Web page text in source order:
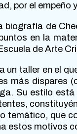
por el
biografía de
en la
de Arte
un taller en el
más dispares
Su estilo
temático, que
estos motivos